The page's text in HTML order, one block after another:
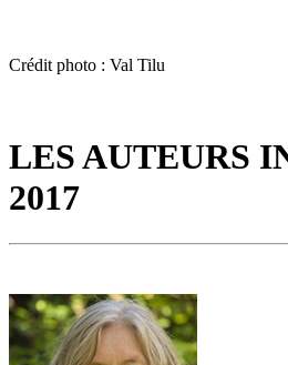
Crédit photo : Val Tilu
LES AUTEURS
2017